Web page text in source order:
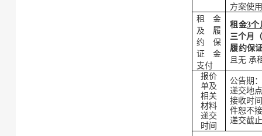
方案使
租金
及履
约保
证金
支付
租金3个
三个月
履约保
且无 承
报价
单及
相关
材料
递交
时间
公告期
递交地
接收时
件恕不
递交截